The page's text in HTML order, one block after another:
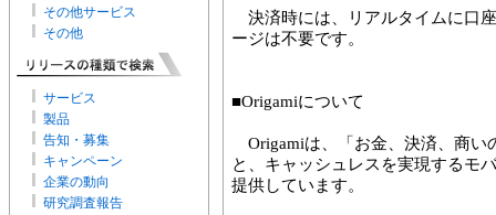
その他サービス
その他
サービス
製品
告知・募集
キャンペーン
企業の動向
研究調査報告
決済時には、リアルタイムに口
ージは不要です。
■Origamiについて
Origamiは、「お金、決済、商い
と、キャッシュレスを実現するモ
提供しています。